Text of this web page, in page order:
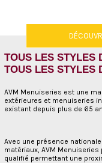
TOUS LES STYLES
TOUS LES STYLES
AVM Menuiseries est une
extérieures et menuiseries
existant depuis plus de 65
Avec une présence
matériaux, AVM
qualifié permettant une